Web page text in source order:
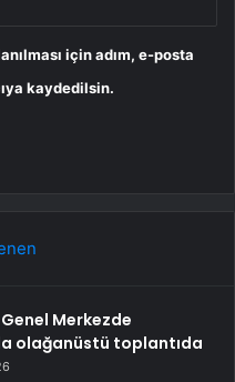
için adım, e-posta
kaydedilsin.
Merkezde
olağanüstü toplantıda